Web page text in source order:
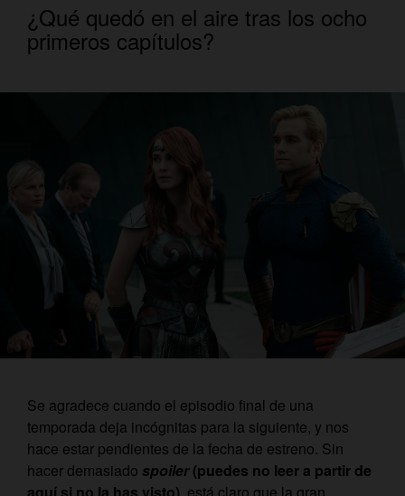
¿Qué quedó en el aire tras los ocho
primeros capítulos?
Se agradece cuando el episodio final de una
temporada deja incógnitas para la siguiente, y nos
hace estar pendientes de la fecha de estreno. Sin
hacer demasiado spoiler(puedes no leer a partir de
aquí si no la has visto) , está claro que la gran